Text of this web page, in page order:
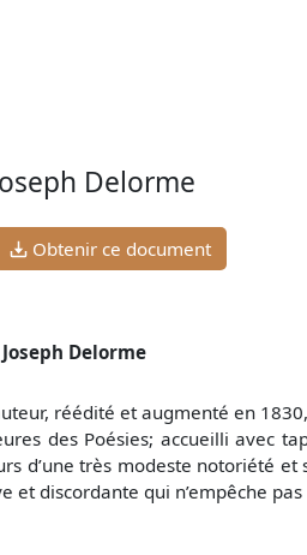
Delorme
Obtenir ce document
Delorme
réédité et augmenté en
des Poésies; accueilli avec
d’une très modeste notoriété
et discordante qui n’empêche